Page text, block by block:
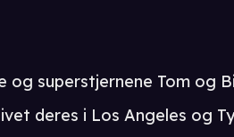
og superstjernene Tom og
deres i Los Angeles og